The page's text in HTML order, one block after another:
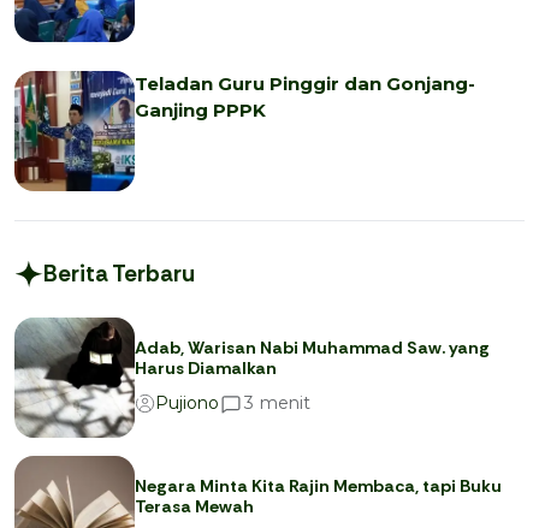
Teladan Guru Pinggir dan Gonjang-
Ganjing PPPK
Berita Terbaru
Adab, Warisan Nabi Muhammad Saw. yang
Harus Diamalkan
Pujiono
3 menit
Negara Minta Kita Rajin Membaca, tapi Buku
Terasa Mewah